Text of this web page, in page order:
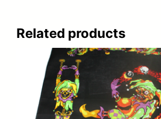
Related products